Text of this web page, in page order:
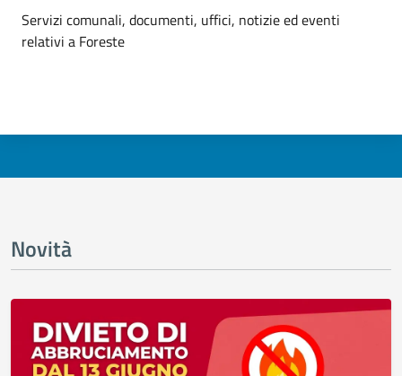
Dettagli dell'argomento
Servizi comunali, documenti, uffici, notizie ed eventi
relativi a Foreste
Novità